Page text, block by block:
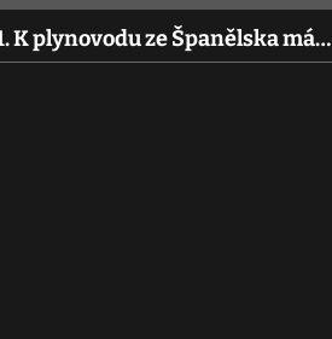
K plynovodu ze Španělska má…